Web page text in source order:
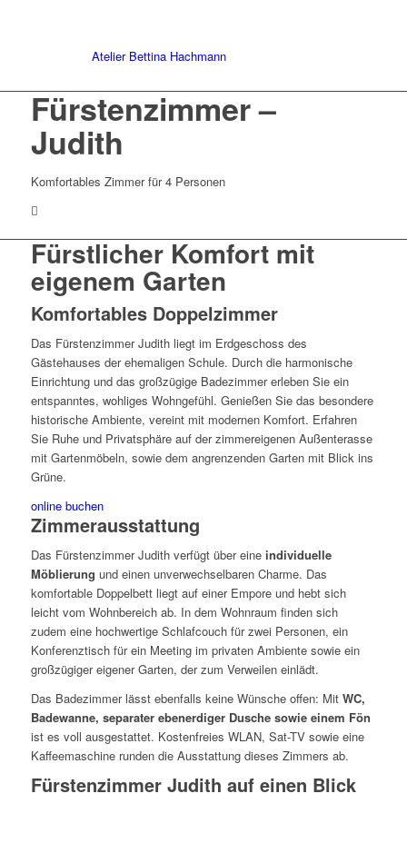
Atelier Bettina Hachmann
Fürstenzimmer –
Judith
Komfortables Zimmer für 4 Personen
Fürstlicher Komfort mit
eigenem Garten
Komfortables Doppelzimmer
Das Fürstenzimmer Judith liegt im Erdgeschoss des
Gästehauses der ehemaligen Schule. Durch die harmonische
Einrichtung und das großzügige Badezimmer erleben Sie ein
entspanntes, wohliges Wohngefühl. Genießen Sie das besondere
historische Ambiente, vereint mit modernen Komfort. Erfahren
Sie Ruhe und Privatsphäre auf der zimmereigenen Außenterasse
mit Gartenmöbeln, sowie dem angrenzenden Garten mit Blick ins
Grüne.
online buchen
Zimmerausstattung
Das Fürstenzimmer Judith verfügt über eine individuelle
Möblierung und einen unverwechselbaren Charme. Das
komfortable Doppelbett liegt auf einer Empore und hebt sich
leicht vom Wohnbereich ab. In dem Wohnraum finden sich
zudem eine hochwertige Schlafcouch für zwei Personen, ein
Konferenztisch für ein Meeting im privaten Ambiente sowie ein
großzügiger eigener Garten, der zum Verweilen einlädt.
Das Badezimmer lässt ebenfalls keine Wünsche offen: Mit WC,
Badewanne, separater ebenerdiger Dusche sowie einem Fön
ist es voll ausgestattet. Kostenfreies WLAN, Sat-TV sowie eine
Kaffeemaschine runden die Ausstattung dieses Zimmers ab.
Fürstenzimmer Judith auf einen Blick